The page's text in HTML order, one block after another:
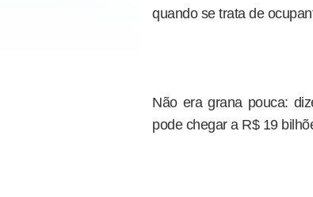
quando se trata de
Não era grana pouca:
pode chegar a R$ 19